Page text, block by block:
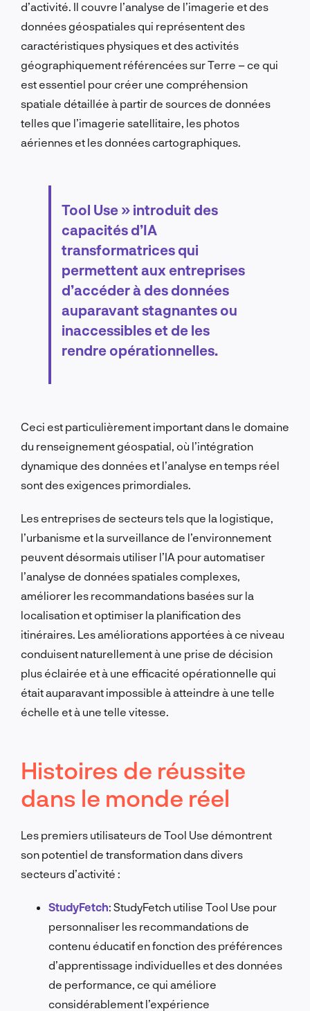
d’activité. Il couvre l’analyse de l’imagerie et des
données géospatiales qui représentent des
caractéristiques physiques et des activités
géographiquement référencées sur Terre – ce qui
est essentiel pour créer une compréhension
spatiale détaillée à partir de sources de données
telles que l’imagerie satellitaire, les photos
aériennes et les données cartographiques.
Tool Use » introduit des
capacités d’IA
transformatrices qui
permettent aux entreprises
d’accéder à des données
auparavant stagnantes ou
inaccessibles et de les
rendre opérationnelles.
Ceci est particulièrement important dans le domaine
du renseignement géospatial, où l’intégration
dynamique des données et l’analyse en temps réel
sont des exigences primordiales.
Les entreprises de secteurs tels que la logistique,
l’urbanisme et la surveillance de l’environnement
peuvent désormais utiliser l’IA pour automatiser
l’analyse de données spatiales complexes,
améliorer les recommandations basées sur la
localisation et optimiser la planification des
itinéraires. Les améliorations apportées à ce niveau
conduisent naturellement à une prise de décision
plus éclairée et à une efficacité opérationnelle qui
était auparavant impossible à atteindre à une telle
échelle et à une telle vitesse.
Histoires de réussite
dans le monde réel
Les premiers utilisateurs de Tool Use démontrent
son potentiel de transformation dans divers
secteurs d’activité :
StudyFetch: StudyFetch utilise Tool Use pour
personnaliser les recommandations de
contenu éducatif en fonction des préférences
d’apprentissage individuelles et des données
de performance, ce qui améliore
considérablement l’expérience